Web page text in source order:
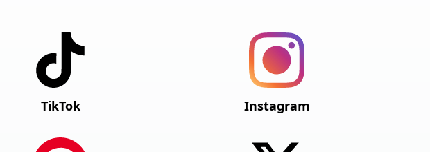
Instagram
TikTok